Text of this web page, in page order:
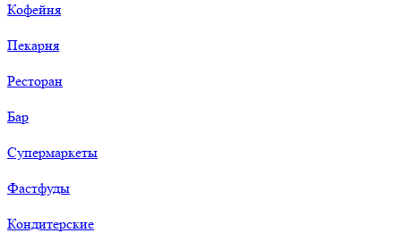
Кофейня
Пекарня
Ресторан
Бар
Супермаркеты
Фастфуды
Кондитерские